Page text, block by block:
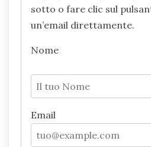
sotto o fare clic sul
un’email direttamente.
Nome
Email